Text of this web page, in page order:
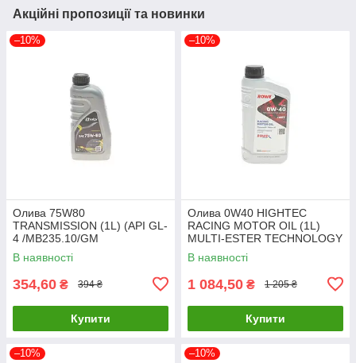
Акційні пропозиції та новинки
–10%
Олива 75W80
TRANSMISSION (1L) (API GL-
4 /MB235.10/GM
1940182/FORD WSD
M2C200-D) SOLGY 504035
В наявності
354,60 ₴ 394 ₴
Купити
–10%
Олива 0W40 HIGHTEC
RACING MOTOR OIL (1L)
MULTI-ESTER TECHNOLOGY
ROWE 20092-0010-99 UA61
В наявності
1 084,50 ₴ 1 205 ₴
Купити
–10% –10%